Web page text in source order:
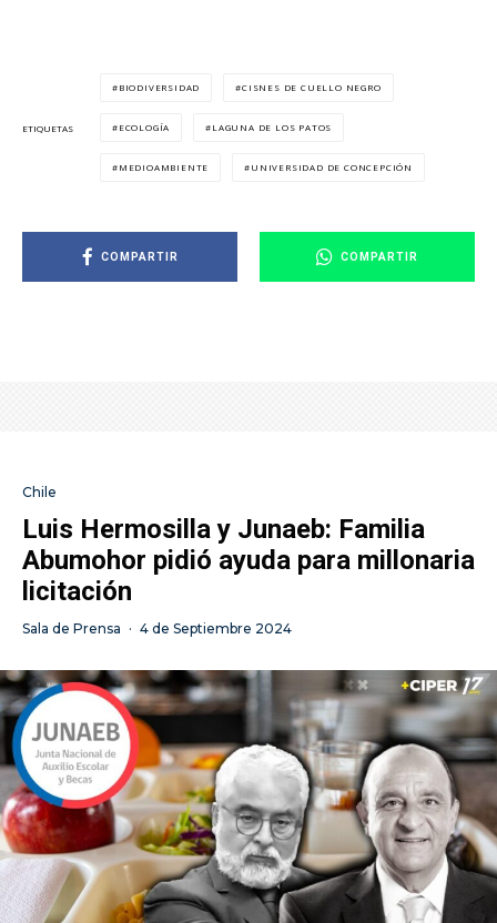
ETIQUETAS
BIODIVERSIDAD CISNES DE CUELLO NEGRO
ECOLOGÍA LAGUNA DE LOS PATOS
MEDIOAMBIENTE UNIVERSIDAD DE CONCEPCIÓN
COMPARTIR COMPARTIR
Chile
Luis Hermosilla y Junaeb: Familia
Abumohor pidió ayuda para millonaria
licitación
Sala de Prensa · 4 de Septiembre 2024